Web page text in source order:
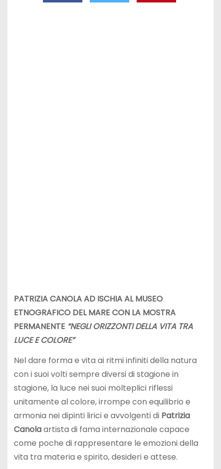
PATRIZIA CANOLA AD ISCHIA AL MUSEO
ETNOGRAFICO DEL MARE CON LA MOSTRA
PERMANENTE “NEGLI ORIZZONTI DELLA VITA TRA
LUCE E COLORE”
Nel dare forma e vita ai ritmi infiniti della natura
con i suoi volti sempre diversi di stagione in
stagione, la luce nei suoi molteplici riflessi
unitamente al colore, irrompe con equilibrio e
armonia nei dipinti lirici e avvolgenti di Patrizia
Canolaartista di fama internazionale capace
come poche di rappresentare le emozioni della
vita tra materia e spirito, desideri e attese.